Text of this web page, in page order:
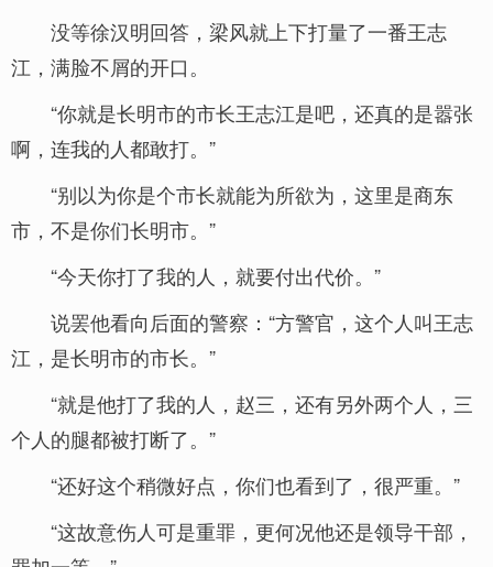
没等徐汉明回答，梁风就上下打量了一番王志
江，满脸不屑的开口。
“你就是长明市的市长王志江是吧，还真的是嚣张
啊，连我的人都敢打。”
“别以为你是个市长就能为所欲为，这里是商东
市，不是你们长明市。”
“今天你打了我的人，就要付出代价。”
说罢他看向后面的警察：“方警官，这个人叫王志
江，是长明市的市长。”
“就是他打了我的人，赵三，还有另外两个人，三
个人的腿都被打断了。”
“还好这个稍微好点，你们也看到了，很严重。”
“这故意伤人可是重罪，更何况他还是领导干部，